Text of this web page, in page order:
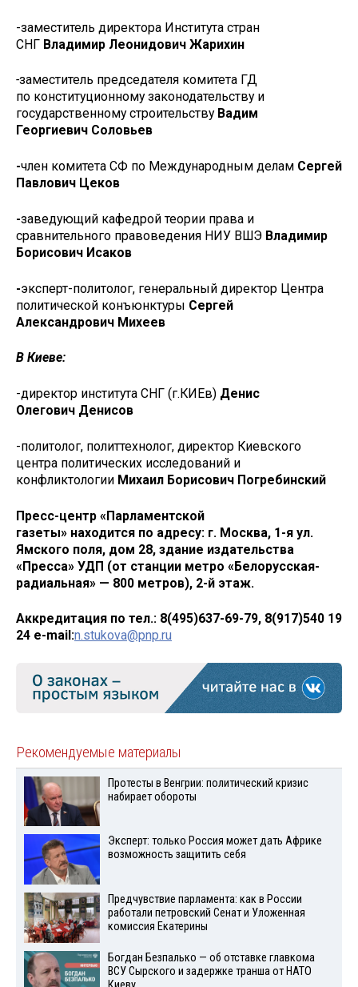
-заместитель директора Института стран
СНГ Владимир Леонидович Жарихин
-заместитель председателя комитета ГД
по конституционному законодательству и
государственному строительству Вадим
Георгиевич Соловьев
-член комитета СФ по Международным делам Сергей
Павлович Цеков
-заведующий кафедрой теории права и
сравнительного правоведения НИУ ВШЭ Владимир
Борисович Исаков
-эксперт-политолог, генеральный директор Центра
политической конъюнктуры Сергей
Александрович Михеев
В Киеве:
-директор института СНГ (г.КИЕв) Денис
Олегович Денисов
-политолог, политтехнолог, директор Киевского
центра политических исследований и
конфликтологии Михаил Борисович Погребинский
Пресс-центр «Парламентской
газеты» находится по адресу: г. Москва, 1-я ул.
Ямского поля, дом 28, здание издательства
«Пресса» УДП (от станции метро «Белорусская-
радиальная» — 800 метров), 2-й этаж.
Аккредитация по тел.: 8(495)637-69-79, 8(917)540 19
24 e-mail:n.stukova@pnp.ru
Рекомендуемые материалы
Протесты в Венгрии: политический кризис
набирает обороты
Эксперт: только Россия может дать Африке
возможность защитить себя
Предчувствие парламента: как в России
работали петровский Сенат и Уложенная
комиссия Екатерины
Богдан Безпалько — об отставке главкома
ВСУ Сырского и задержке транша от НАТО